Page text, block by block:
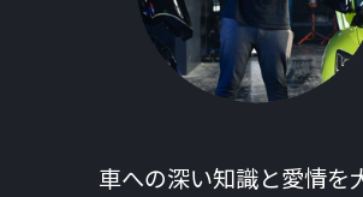
車への深い知識と愛情を